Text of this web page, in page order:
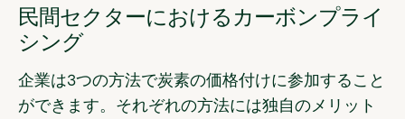
民間セクターにおけるカーボンプライ
シング
企業は3つの方法で炭素の価格付けに参加すること
ができます。それぞれの方法には独自のメリット